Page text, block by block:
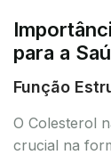
para a
Função
O Colesterol
crucial na